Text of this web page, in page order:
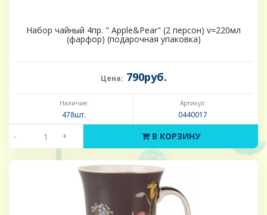
Набор чайный 4пр. " Apple&Pear" (2 персон) v=220мл
(фарфор) (подарочная упаковка)
Цена: 790руб.
Наличие:
478шт.
Артикул:
0440017
- + В КОРЗИНУ